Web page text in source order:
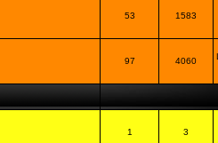
53 1583
97 4060
1 3